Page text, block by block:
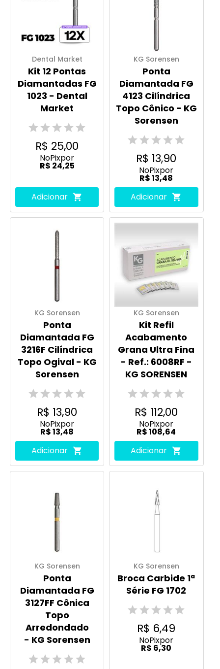
Dental Market
Kit 12 Pontas
Diamantadas FG
1023 - Dental
Market
R$ 25,00
NoPixpor
R$ 24,25
Adicionar
KG Sorensen
Ponta
Diamantada FG
4123 Cilíndrica
Topo Cônico - KG
Sorensen
R$ 13,90
NoPixpor
R$ 13,48
Adicionar
KG Sorensen
Ponta
Diamantada FG
3216F Cilíndrica
Topo Ogival - KG
Sorensen
R$ 13,90
NoPixpor
R$ 13,48
Adicionar
KG Sorensen
Kit Refil
Acabamento
Grana Ultra Fina
- Ref.: 6008RF -
KG SORENSEN
R$ 112,00
NoPixpor
R$ 108,64
Adicionar
KG Sorensen
Ponta
Diamantada FG
3127FF Cônica
Topo
Arredondado
- KG Sorensen
KG Sorensen
Broca Carbide 1ª
Série FG 1702
R$ 6,49
NoPixpor
R$ 6,30